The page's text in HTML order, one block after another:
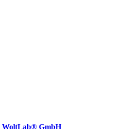
WoltLab® GmbH